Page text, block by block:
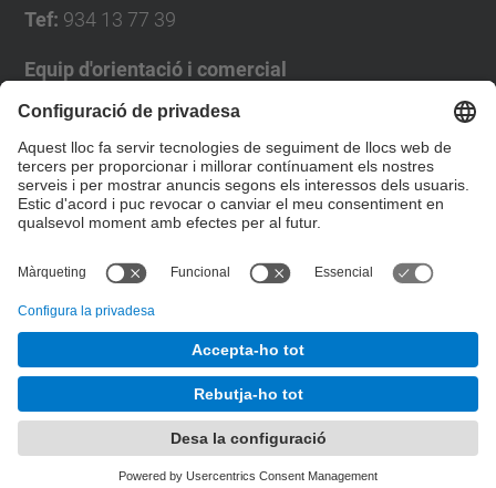
Tef: 934 13 77 39
Equip d'orientació i comercial
José Luís Grande
Tel. 93 4137194
jose.luis.grande@upc.edu
Formulari de contacte
Desenvolupat amb